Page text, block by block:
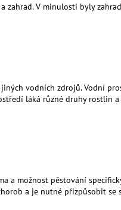
V minulosti byly
vodních zdrojů. Vodní
láká různé druhy rostlin
a možnost pěstování
a je nutné přizpůsobit